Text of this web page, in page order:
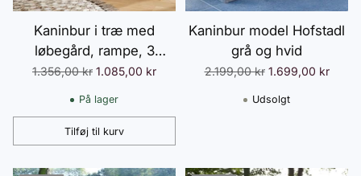
Kaninbur i træ med
løbegård, rampe, 3
indgange, udtræksbakke,
105 x 57,5 x 51,5 cm, grå
Normalpris
1.356,00 kr 1.085,00 kr
På lager
Tilføj til kurv
Antal
Kaninbur model Hofstadl
grå og hvid
Normalpris
2.199,00 kr 1.699,00 kr
Udsolgt